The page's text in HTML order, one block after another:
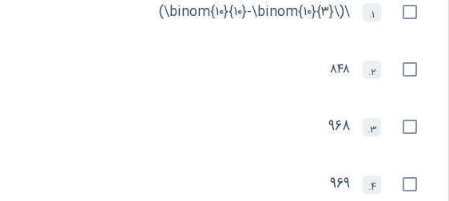
1. \(\binom{۱۰}{۱۰}-\binom{۱۰}{۳}\)
2. ۸۴۸
3.
968
4.
969